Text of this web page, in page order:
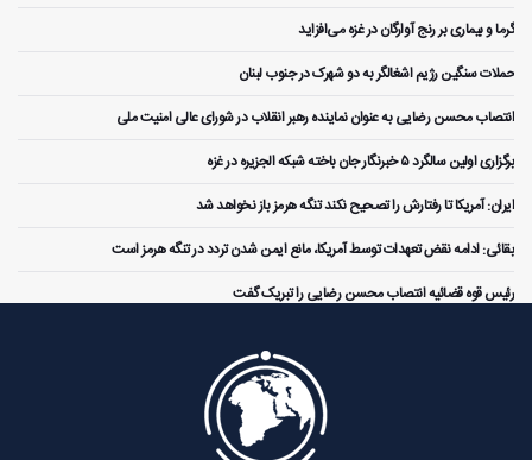
گرما و بیماری بر رنج آوارگان در غزه می‌افزاید
حملات سنگین رژیم اشغالگر به دو شهرک در جنوب لبنان
انتصاب محسن رضایی به عنوان نماینده رهبر انقلاب در شورای عالی امنیت ملی
برگزاری اولین سالگرد ۵ خبرنگار جان باخته شبکه الجزیره در غزه
ایران: آمریکا تا رفتارش را تصحیح نکند تنگه هرمز باز نخواهد شد
بقائی: ادامه نقض‌ تعهدات توسط آمریکا، مانع ایمن شدن تردد در تنگه هرمز است
رئیس قوه قضائیه انتصاب محسن رضایی را تبریک گفت